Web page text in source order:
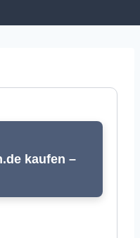
kaufen –